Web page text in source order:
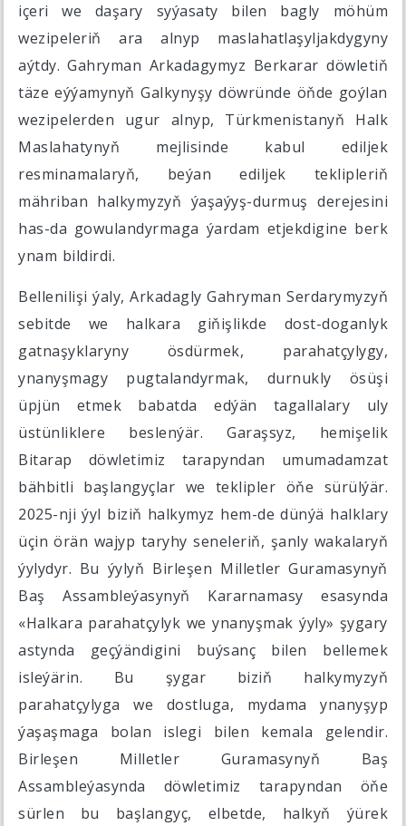
içeri we daşary syýasaty bilen bagly möhüm
wezipeleriň ara alnyp maslahatlaşyljakdygyny
aýtdy. Gahryman Arkadagymyz Berkarar döwletiň
täze eýýamynyň Galkynyşy döwründe öňde goýlan
wezipelerden ugur alnyp, Türkmenistanyň Halk
Maslahatynyň mejlisinde kabul ediljek
resminamalaryň, beýan ediljek teklipleriň
mähriban halkymyzyň ýaşaýyş-durmuş derejesini
has-da gowulandyrmaga ýardam etjekdigine berk
ynam bildirdi.
Bellenilişi ýaly, Arkadagly Gahryman Serdarymyzyň
sebitde we halkara giňişlikde dost-doganlyk
gatnaşyklaryny ösdürmek, parahatçylygy,
ynanyşmagy pugtalandyrmak, durnukly ösüşi
üpjün etmek babatda edýän tagallalary uly
üstünliklere beslenýär. Garaşsyz, hemişelik
Bitarap döwletimiz tarapyndan umumadamzat
bähbitli başlangyçlar we teklipler öňe sürülýär.
2025-nji ýyl biziň halkymyz hem-de dünýä halklary
üçin örän wajyp taryhy seneleriň, şanly wakalaryň
ýylydyr. Bu ýylyň Birleşen Milletler Guramasynyň
Baş Assambleýasynyň Kararnamasy esasynda
«Halkara parahatçylyk we ynanyşmak ýyly» şygary
astynda geçýändigini buýsanç bilen bellemek
isleýärin. Bu şygar biziň halkymyzyň
parahatçylyga we dostluga, mydama ynanyşyp
ýaşaşmaga bolan islegi bilen kemala gelendir.
Birleşen Milletler Guramasynyň Baş
Assambleýasynda döwletimiz tarapyndan öňe
sürlen bu başlangyç, elbetde, halkyň ýürek